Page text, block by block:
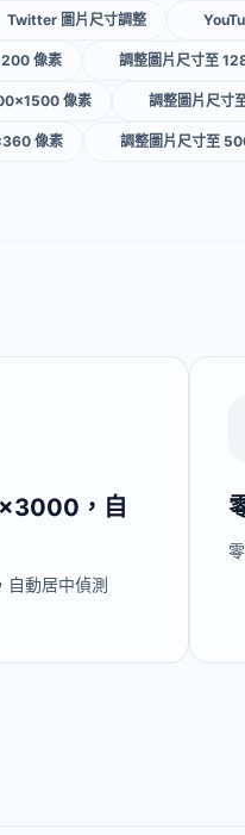
Twitter 圖片尺寸調整
像素 調整圖片尺寸至
像素 調整圖片尺寸
像素 調整圖片尺寸至
，自
動居中偵測